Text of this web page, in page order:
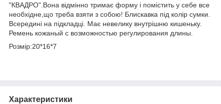
"КВАДРО".Вона відмінно тримає форму і помістить у себе все
необхідне,що треба взяти з собою! Блискавка під колір сумки.
Всередині на підкладці. Має невелику внутрішню кишеньку.
Ремень кожаный с возможностью регулирования длины.
Розмір:20*16*7
Характеристики